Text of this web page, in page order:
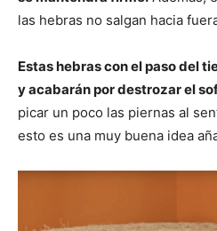
las hebras no salgan hacia
Estas hebras con el paso del
y acabarán por destrozar el
picar un poco las piernas al
esto es una muy buena idea